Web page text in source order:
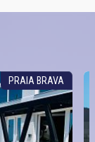
PRAIA BRAVA